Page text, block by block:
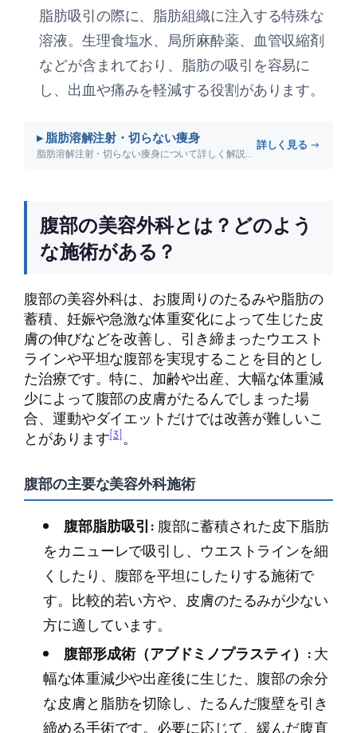
脂肪吸引の際に、脂肪組織に注入する特殊な
溶液。生理食塩水、局所麻酔薬、血管収縮剤
などが含まれており、脂肪の吸引を容易に
し、出血や痛みを軽減する役割があります。
▸ 脂肪溶解注射・切らない痩身
脂肪溶解注射・切らない痩身について詳しく解説します。
詳しく見る →
腹部の美容外科とは？どのよう
な施術がある？
腹部の美容外科は、お腹周りのたるみや脂肪の
蓄積、妊娠や急激な体重変化によって生じた皮
膚の伸びなどを改善し、引き締まったウエスト
ラインや平坦な腹部を実現することを目的とし
た治療です。特に、加齢や出産、大幅な体重減
少によって腹部の皮膚がたるんでしまった場
合、運動やダイエットだけでは改善が難しいこ
とがあります[3]。
腹部の主要な美容外科施術
腹部脂肪吸引: 腹部に蓄積された皮下脂肪
をカニューレで吸引し、ウエストラインを細
くしたり、腹部を平坦にしたりする施術で
す。比較的若い方や、皮膚のたるみが少ない
方に適しています。
腹部形成術（アブドミノプラスティ）:大
幅な体重減少や出産後に生じた、腹部の余分
な皮膚と脂肪を切除し、たるんだ腹壁を引き
締める手術です。必要に応じて、緩んだ腹直